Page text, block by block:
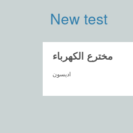
New test
مخترع الكهرباء
اديسون